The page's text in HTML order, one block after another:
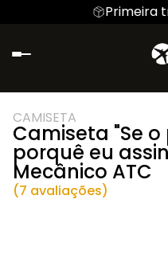
Primeira
CAMISETA
Camiseta "Se
porquê eu
Mecânico ATC
(7 avaliações)